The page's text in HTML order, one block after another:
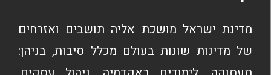
מדינת ישראל מושכת אליה תושבים ואזרחים
של מדינות שונות בעולם מכלל סיבות, בניהן: